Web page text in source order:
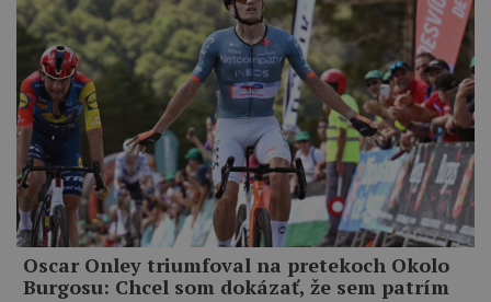
Oscar Onley triumfoval na pretekoch Okolo
Burgosu: Chcel som dokázať, že sem patrím